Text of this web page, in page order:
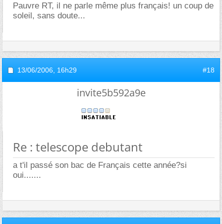
Pauvre RT, il ne parle même plus français! un coup de
soleil, sans doute...
13/06/2006, 16h29 #18
invite5b592a9e
Re : telescope debutant
a t'il passé son bac de Français cette année?si
oui.......